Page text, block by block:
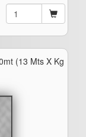
(13 Mts X Kg